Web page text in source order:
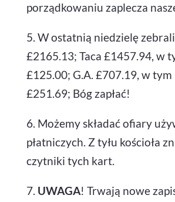
porządkowaniu zaplecza
5. W ostatnią niedzielę
£2165.13; Taca £1457.94, w
£125.00; G.A. £707.19, w
£251.69; Bóg zapłać!
6. Możemy składać ofiary
płatniczych. Z tyłu kościoła
czytniki tych kart.
7. UWAGA! Trwają nowe